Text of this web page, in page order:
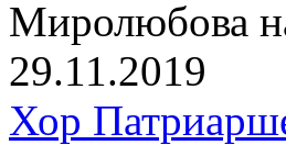
Миролюбова
29.11.2019
Хор